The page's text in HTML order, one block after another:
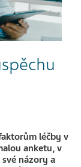
léčby v
anketu, v
názory a